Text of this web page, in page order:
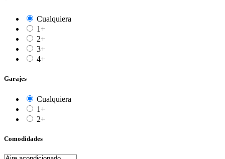
Cualquiera
1+
2+
3+
4+
Garajes
Cualquiera
1+
2+
Comodidades